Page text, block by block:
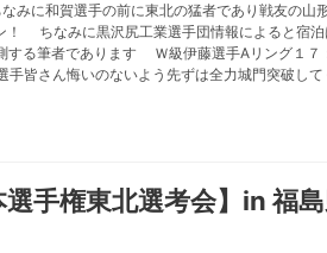
みに和賀選手の前に東北の猛者であり戦友の
なみに黒沢尻工業選手団情報によると宿泊
する筆者であります Ｗ級伊藤選手Aリング
さん悔いのないよう先ずは全力城門突破し
手権東北選考会】in 福